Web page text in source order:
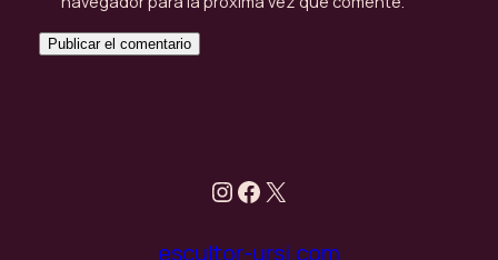
Instagram
Facebook
X
escultor-ursi.com